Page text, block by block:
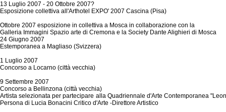
13 Luglio 2007 - 20 Ottobre 2007?
Esposizione collettiva all'Arthotel EXPO' 2007 Cascina (Pisa)
Ottobre 2007 esposizione in collettiva a Mosca in collaborazione con la
Galleria Immagini Spazio arte di Cremona e la Society Dante Alighieri di Mosca
24 Giugno 2007
Estemporanea a Magliaso (Svizzera)
1 Luglio 2007
Concorso a Locarno (città vecchia)
9 Settembre 2007
Concorso a Bellinzona (città vecchia)
Artista selezionata per partecipare alla Quadriennale d'Arte Contemporanea
Persona di Lucia Bonacini Critico d'Arte -Direttore Artistico